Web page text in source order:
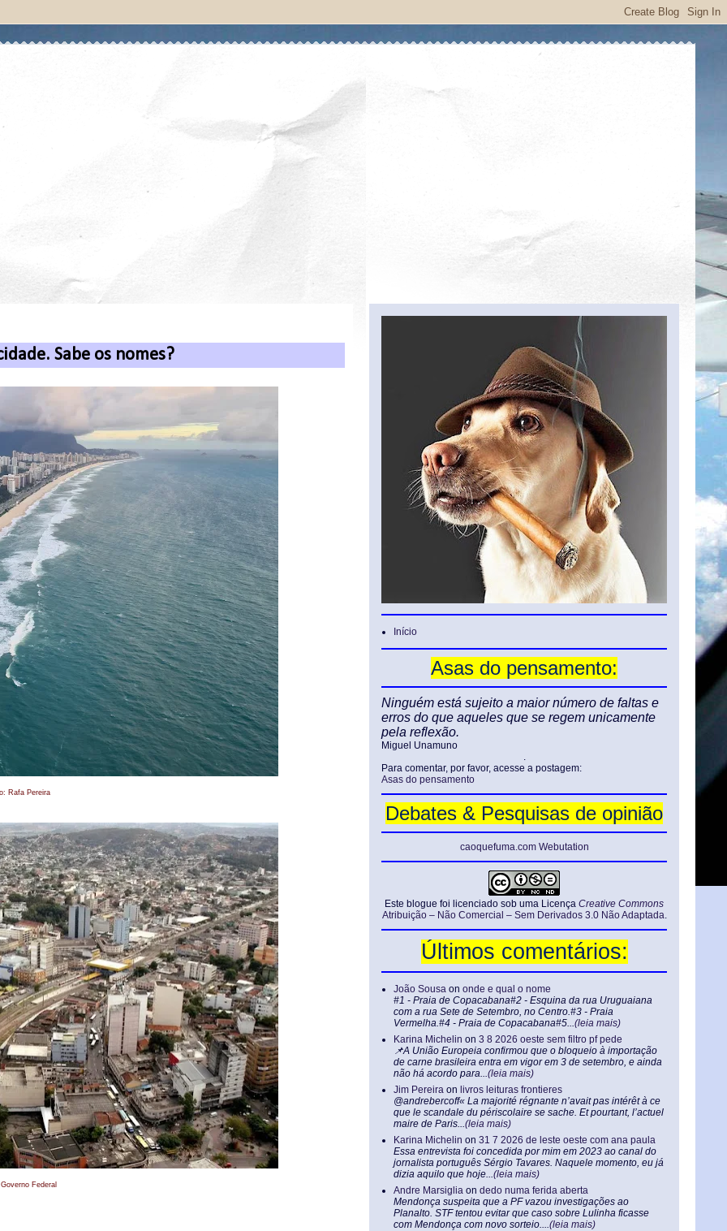
Sabe os nomes?
Rafa Pereira
Federal
Início
Asas do pensamento:
Ninguém está sujeito a maior número de faltas e
erros do que aqueles que se regem unicamente
pela reflexão.
Miguel Unamuno
.
Para comentar, por favor, acesse a postagem:
Asas do pensamento
Debates & Pesquisas de opinião
caoquefuma.com Webutation
Este blogue foi licenciado sob uma Licença Creative Commons
Atribuição – Não Comercial – Sem Derivados 3.0 Não Adaptada.
Últimos comentários:
João Sousa on onde e qual o nome
#1 - Praia de Copacabana#2 - Esquina da rua Uruguaiana
com a rua Sete de Setembro, no Centro.#3 - Praia
Vermelha.#4 - Praia de Copacabana#5...(leia mais)
Karina Michelin on 3 8 2026 oeste sem filtro pf pede
📌A União Europeia confirmou que o bloqueio à importação
de carne brasileira entra em vigor em 3 de setembro, e ainda
não há acordo para...(leia mais)
Jim Pereira on livros leituras frontieres
@andrebercoff« La majorité régnante n’avait pas intérêt à ce
que le scandale du périscolaire se sache. Et pourtant, l’actuel
maire de Paris...(leia mais)
Karina Michelin on 31 7 2026 de leste oeste com ana paula
Essa entrevista foi concedida por mim em 2023 ao canal do
jornalista português Sérgio Tavares. Naquele momento, eu já
dizia aquilo que hoje...(leia mais)
Andre Marsiglia on dedo numa ferida aberta
Mendonça suspeita que a PF vazou investigações ao
Planalto. STF tentou evitar que caso sobre Lulinha ficasse
com Mendonça com novo sorteio....(leia mais)